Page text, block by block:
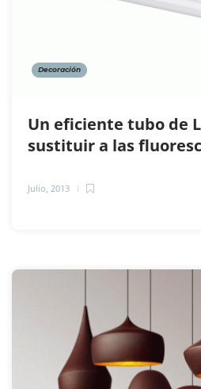
Decoración
Un eficiente tubo de
sustituir a las
Julio, 2013